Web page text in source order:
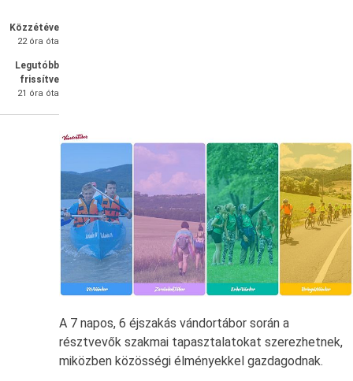
Közzétéve
22 óra óta
Legutóbb
frissítve
21 óra óta
A 7 napos, 6 éjszakás vándortábor során a
résztvevők szakmai tapasztalatokat szerezhetnek,
miközben közösségi élményekkel gazdagodnak.